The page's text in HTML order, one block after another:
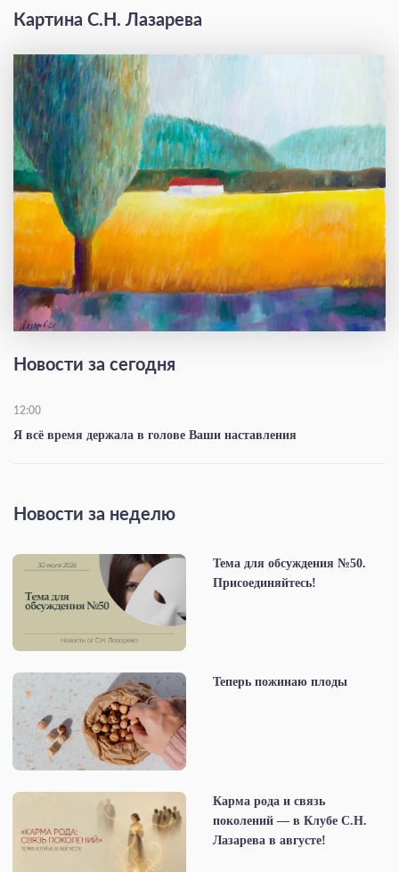
Картина С.Н. Лазарева
Новости за сегодня
12:00
Я всё время держала в голове Ваши наставления
Новости за неделю
Тема для обсуждения №50.
Присоединяйтесь!
Теперь пожинаю плоды
Карма рода и связь
поколений — в Клубе С.Н.
Лазарева в августе!